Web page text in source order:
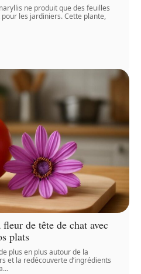
ne produit que des feuilles
les jardiniers. Cette plante,
de tête de chat avec
plats
plus en plus autour de la
et la redécouverte d’ingrédients
…